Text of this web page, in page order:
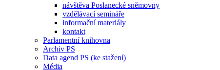
návštěva Poslanecké sněmovny
vzdělávací semináře
informační materiály
kontakt
Parlamentní knihovna
Archiv PS
Data agend PS (ke stažení)
Média